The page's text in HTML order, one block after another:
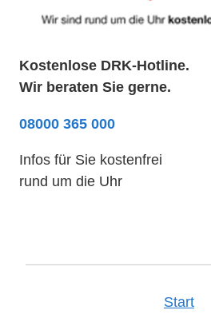
Kostenlose DRK-Hotline.
Wir beraten Sie gerne.
08000 365 000
Infos für Sie kostenfrei
rund um die Uhr
Start